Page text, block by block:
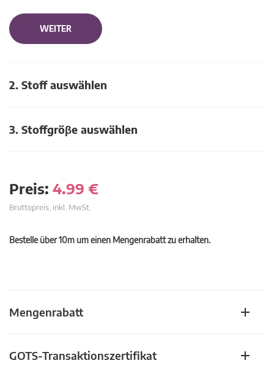
WEITER
2. Stoff auswählen
3. Stoffgröβe auswählen
Preis: 4.99 €
Bruttopreis, inkl. MwSt.
Bestelle über 10m um einen Mengenrabatt zu erhalten.
Mengenrabatt
GOTS-Transaktionszertifikat